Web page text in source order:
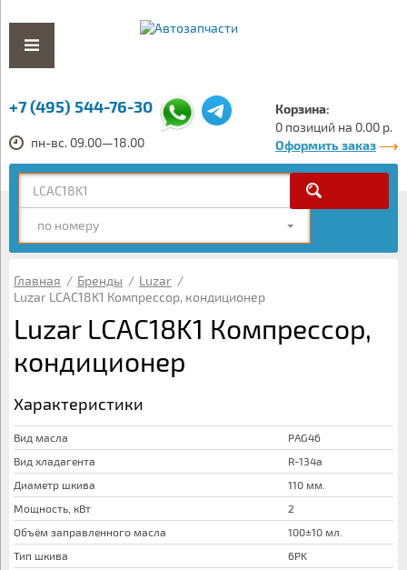
+7 (495) 544-76-30
пн-вс. 09.00—18.00
Корзина:
0 позиций на 0.00 р.
Оформить заказ
по номеру
Главная / Бренды / Luzar /
Luzar LCAC18K1 Компрессор, кондиционер
Luzar LCAC18K1 Компрессор,
кондиционер
Характеристики
Вид масла
PAG46
Вид хладагента
R-134a
Диаметр шкива
110 мм.
Мощность, кВт
2
Объём заправленного масла
100±10 мл.
Тип шкива
6PK